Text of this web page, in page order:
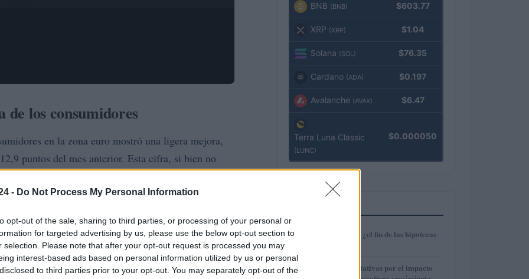
- Do Not Process My Personal Information
opt-out of the sale, sharing to third parties, or processing of your personal or
for targeted advertising by us, please use the below opt-out section to
selection. Please note that after your opt-out request is processed you may
interest-based ads based on personal information utilized by us or personal
to third parties prior to your opt-out. You may separately opt-out of the
los consumidores
en la zona euro mostró una ligera mejora,
puntos del mes anterior. Esta cifra, si bien no
una señal de estabilidad en un entorno económico
de los consumidores es un indicador
inversión, ya que refleja las expectativas de las
y la situación general
BNB (BNB) $603.77
XRP (XRP) $1.04
Solana (SOL) $76.35
Cardano (ADA) $0.197
Avalanche (AVAX) $6.47
Terra Luna Classic
(LUNC)
$0.000050
1
Euríbor en caída: ¿el fin de las hipotecas
2
IAG reduce expectativas por el impacto